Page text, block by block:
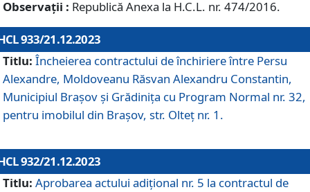
Observații : Republică Anexa la H.C.L. nr. 474/2016.
933/21.12.2023
Titlu: Încheierea contractului de închiriere între Persu
Alexandre, Moldoveanu Răsvan Alexandru Constantin,
Municipiul Braşov şi Grădinița cu Program Normal nr. 32,
pentru imobilul din Brașov, str. Olteț nr. 1.
932/21.12.2023
Titlu: Aprobarea actului adițional nr. 5 la contractul de